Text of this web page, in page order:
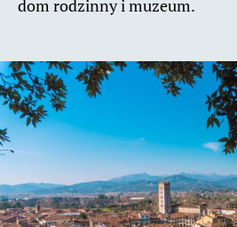
dom rodzinny i muzeum.